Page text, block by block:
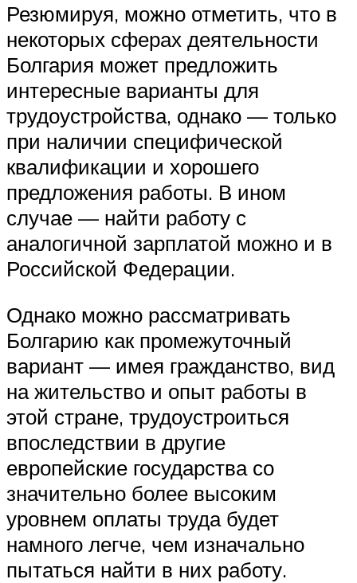
Резюмируя, можно отметить, что в
некоторых сферах деятельности
Болгария может предложить
интересные варианты для
трудоустройства, однако — только
при наличии специфической
квалификации и хорошего
предложения работы. В ином
случае — найти работу с
аналогичной зарплатой можно и в
Российской Федерации.
Однако можно рассматривать
Болгарию как промежуточный
вариант — имея гражданство, вид
на жительство и опыт работы в
этой стране, трудоустроиться
впоследствии в другие
европейские государства со
значительно более высоким
уровнем оплаты труда будет
намного легче, чем изначально
пытаться найти в них работу.